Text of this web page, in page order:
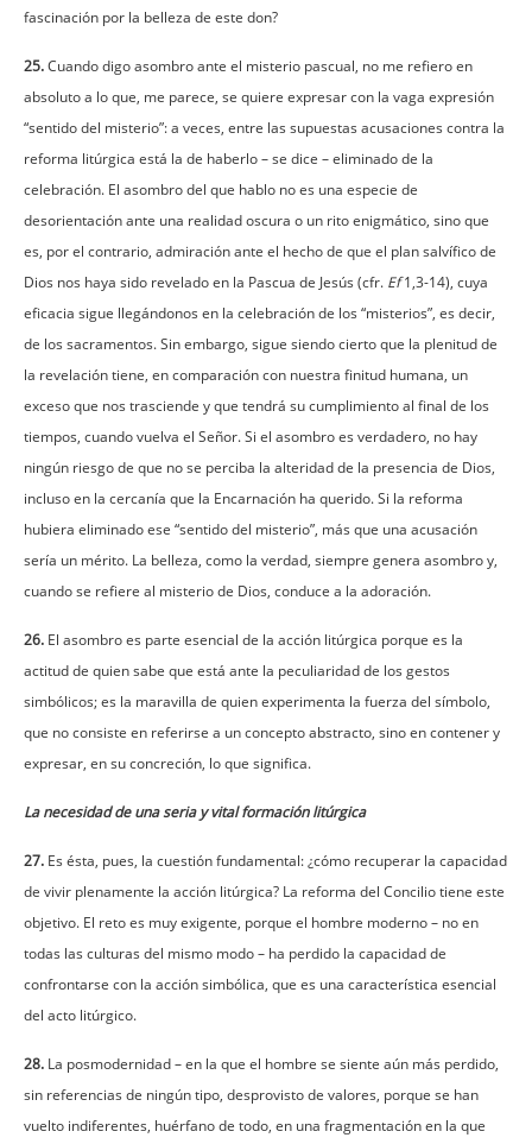
fascinación por la belleza de este don?
25.Cuando digo asombro ante el misterio pascual, no me refiero en
absoluto a lo que, me parece, se quiere expresar con la vaga expresión
“sentido del misterio”: a veces, entre las supuestas acusaciones contra la
reforma litúrgica está la de haberlo – se dice – eliminado de la
celebración. El asombro del que hablo no es una especie de
desorientación ante una realidad oscura o un rito enigmático, sino que
es, por el contrario, admiración ante el hecho de que el plan salvífico de
Dios nos haya sido revelado en la Pascua de Jesús (cfr. Ef1,3-14), cuya
eficacia sigue llegándonos en la celebración de los “misterios”, es decir,
de los sacramentos. Sin embargo, sigue siendo cierto que la plenitud de
la revelación tiene, en comparación con nuestra finitud humana, un
exceso que nos trasciende y que tendrá su cumplimiento al final de los
tiempos, cuando vuelva el Señor. Si el asombro es verdadero, no hay
ningún riesgo de que no se perciba la alteridad de la presencia de Dios,
incluso en la cercanía que la Encarnación ha querido. Si la reforma
hubiera eliminado ese “sentido del misterio”, más que una acusación
sería un mérito. La belleza, como la verdad, siempre genera asombro y,
cuando se refiere al misterio de Dios, conduce a la adoración.
26. El asombro es parte esencial de la acción litúrgica porque es la
actitud de quien sabe que está ante la peculiaridad de los gestos
simbólicos; es la maravilla de quien experimenta la fuerza del símbolo,
que no consiste en referirse a un concepto abstracto, sino en contener y
expresar, en su concreción, lo que significa.
La necesidad de una seria y vital formación litúrgica
27. Es ésta, pues, la cuestión fundamental: ¿cómo recuperar la capacidad
de vivir plenamente la acción litúrgica? La reforma del Concilio tiene este
objetivo. El reto es muy exigente, porque el hombre moderno – no en
todas las culturas del mismo modo – ha perdido la capacidad de
confrontarse con la acción simbólica, que es una característica esencial
del acto litúrgico.
28. La posmodernidad – en la que el hombre se siente aún más perdido,
sin referencias de ningún tipo, desprovisto de valores, porque se han
vuelto indiferentes, huérfano de todo, en una fragmentación en la que